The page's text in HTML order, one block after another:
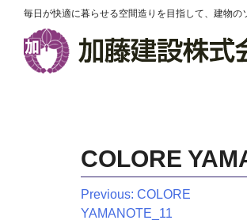
毎日が快適に暮らせる空間造りを目指して、建物
COLORE
投
Previous: COLORE
YAMANOTE_11